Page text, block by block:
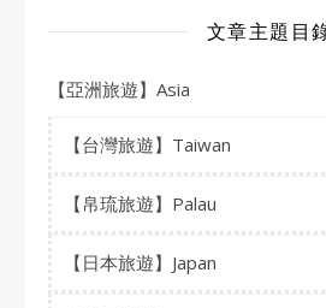
文章主題目
【亞洲旅遊】Asia
【台灣旅遊】Taiwan
【帛琉旅遊】Palau
【日本旅遊】Japan